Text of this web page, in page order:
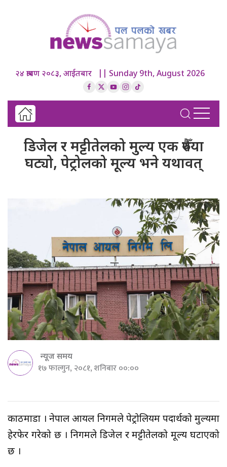
२४ श्रावण २०८३, आईतबार || Sunday 9th, August 2026
डिजेल र मट्टीतेलको मुल्य एक रुपैँया
घट्यो, पेट्रोलको मूल्य भने यथावत्
न्यूज समय
१७ फाल्गुन, २०८१, शनिबार ००:००
काठमाडौँ । नेपाल आयल निगमले पेट्रोलियम पदार्थको मुल्यमा
हेरफेर गरेको छ । निगमले डिजेल र मट्टीतेलको मूल्य घटाएको
छ ।